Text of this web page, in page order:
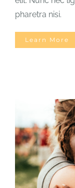
pharetra nisi.
Learn More